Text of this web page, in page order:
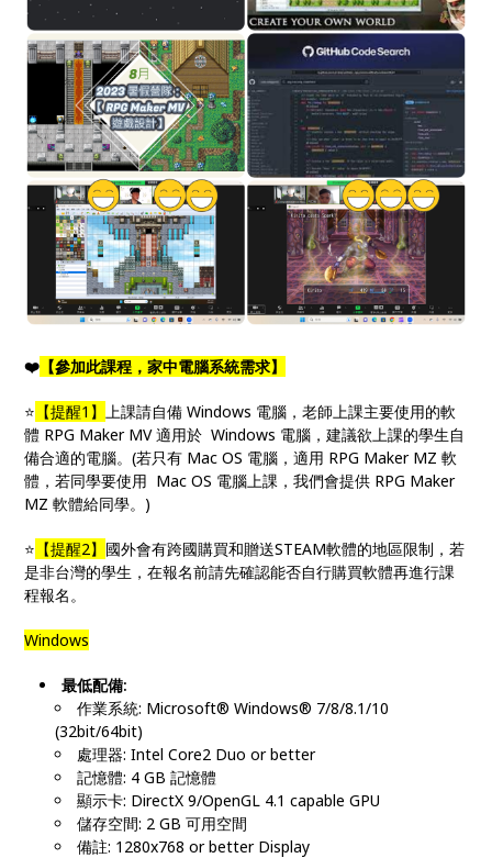
❤️ 【參加此課程，家中電腦系統需求】
⭐️ 【提醒1】
上課請自備 Windows 電腦，老師上課主要使用的軟
體 RPG Maker MV 適用於 Windows 電腦，建議欲上課的學生自
備合適的電腦。(若只有 Mac OS 電腦，適用 RPG Maker MZ 軟
體，若同學要使用 Mac OS 電腦上課，我們會提供 RPG Maker
MZ 軟體給同學。)
⭐️ 【提醒2】 國外會有跨國購買和贈送STEAM軟體的地區限制，若
是非台灣的學生，在報名前請先確認能否自行購買軟體再進行課
程報名。
Windows
最低配備:
作業系統: Microsoft® Windows® 7/8/8.1/10
(32bit/64bit)
處理器: Intel Core2 Duo or better
記憶體: 4 GB 記憶體
顯示卡: DirectX 9/OpenGL 4.1 capable GPU
儲存空間: 2 GB 可用空間
備註: 1280x768 or better Display